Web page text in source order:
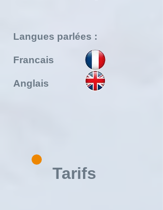
Langues parlées :
Francais
Anglais
Tarifs